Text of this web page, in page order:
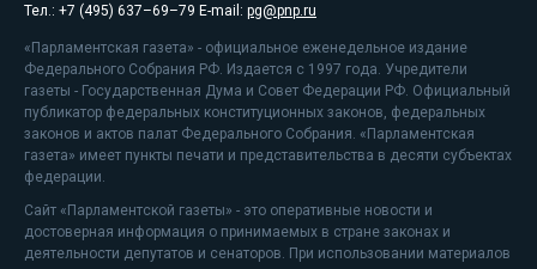
Тел.: +7 (495) 637–69–79 E-mail: pg@pnp.ru
«Парламентская газета» - официальное еженедельное издание
Федерального Собрания РФ. Издается с 1997 года. Учредители
газеты - Государственная Дума и Совет Федерации РФ. Официальный
публикатор федеральных конституционных законов, федеральных
законов и актов палат Федерального Собрания. «Парламентская
газета» имеет пункты печати и представительства в десяти субъектах
федерации.
Сайт «Парламентской газеты» - это оперативные новости и
достоверная информация о принимаемых в стране законах и
деятельности депутатов и сенаторов. При использовании материалов